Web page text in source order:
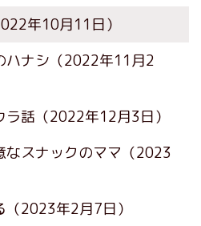
年10月11日）
ハナシ （2022年11月2
ラ話 （2022年12月3日）
なスナックのママ （2023
（2023年2月7日）